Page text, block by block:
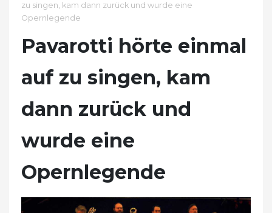
zu singen, kam dann zurück und wurde eine
Opernlegende
Pavarotti hörte einmal
auf zu singen, kam
dann zurück und
wurde eine
Opernlegende